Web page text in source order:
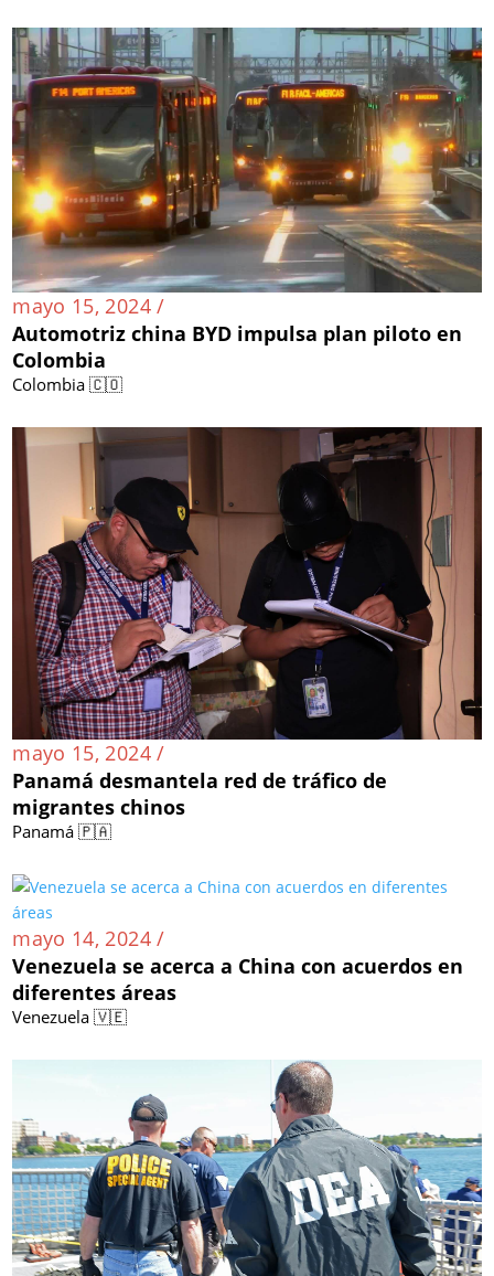
mayo 15, 2024 /
Automotriz china BYD impulsa plan piloto en
Colombia
Colombia 🇨🇴
mayo 15, 2024 /
Panamá desmantela red de tráfico de
migrantes chinos
Panamá 🇵🇦
mayo 14, 2024 /
Venezuela se acerca a China con acuerdos en
diferentes áreas
Venezuela 🇻🇪